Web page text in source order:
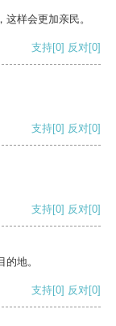
样会更加亲民。
支持[0] 反对[0]
支持[0] 反对[0]
支持[0] 反对[0]
地。
支持[0] 反对[0]